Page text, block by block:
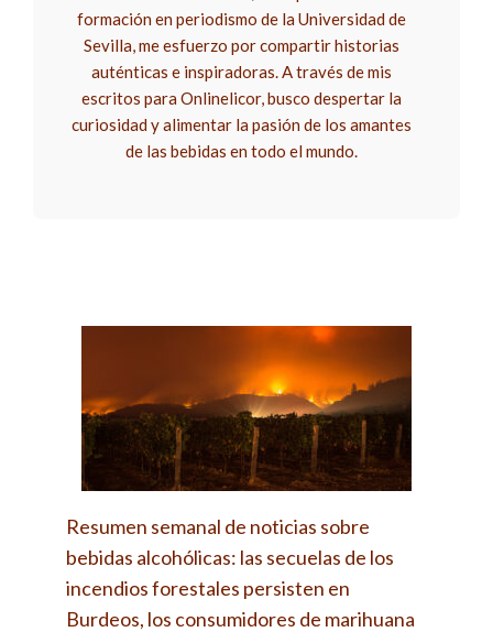
formación en periodismo de la Universidad de
Sevilla, me esfuerzo por compartir historias
auténticas e inspiradoras. A través de mis
escritos para Onlinelicor, busco despertar la
curiosidad y alimentar la pasión de los amantes
de las bebidas en todo el mundo.
Resumen semanal de noticias sobre
bebidas alcohólicas: las secuelas de los
incendios forestales persisten en
Burdeos, los consumidores de marihuana